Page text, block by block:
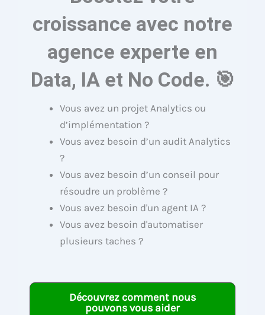
croissance avec notre
agence experte en
Data, IA et No Code. 🎯
Vous avez un projet Analytics ou
d’implémentation ?
Vous avez besoin d’un audit Analytics
?
Vous avez besoin d’un conseil pour
résoudre un problème ?
Vous avez besoin d'un agent IA ?
Vous avez besoin d'automatiser
plusieurs taches ?
Découvrez comment nous
pouvons vous aider